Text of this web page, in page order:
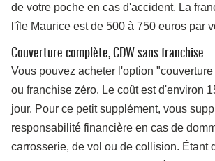
de votre poche en cas d'accident. La
l'île Maurice est de 500 à 750 euros par
Couverture complète, CDW sans franchise
Vous pouvez acheter l'option
ou franchise zéro. Le coût est d'environ
jour. Pour ce petit supplément, vous
responsabilité financière en cas de
carrosserie, de vol ou de collision. Étant